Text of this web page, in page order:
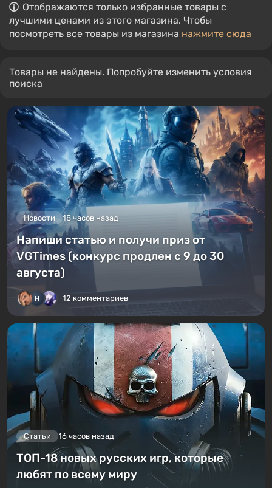
Отображаются только избранные товары с
лучшими ценами из этого магазина. Чтобы
посмотреть все товары из магазина нажмите сюда
Товары не найдены. Попробуйте изменить условия
поиска
Новости 18 часов назад
Напиши статью и получи приз от
VGTimes (конкурс продлен с 9 до 30
августа)
12 комментариев
Статьи 16 часов назад
ТОП-18 новых русских игр, которые
любят по всему миру